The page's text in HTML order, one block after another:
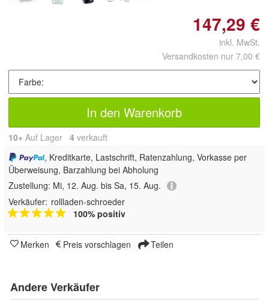
147,29 €
inkl. MwSt.
Versandkosten nur 7,00 €
In den Warenkorb
10+ Auf Lager 4 verkauft
, Kreditkarte, Lastschrift, Ratenzahlung, Vorkasse per
Überweisung, Barzahlung bei Abholung
Zustellung: Mi, 12. Aug. bis Sa, 15. Aug.
Verkäufer: rollladen-schroeder
100% positiv
Merken Preis vorschlagen Teilen
Andere Verkäufer